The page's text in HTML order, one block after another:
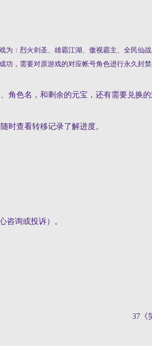
：烈火剑圣、雄霸江湖、傲视霸主、全民仙
，需要对原游戏的对应帐号角色进行永久封禁
角色名，和剩余的元宝，还有需要兑换
查看转移记录了解进度。
咨询或投诉）。
37《